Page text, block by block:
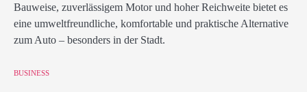
Bauweise, zuverlässigem Motor und hoher Reichweite bietet es
eine umweltfreundliche, komfortable und praktische Alternative
zum Auto – besonders in der Stadt.
BUSINESS